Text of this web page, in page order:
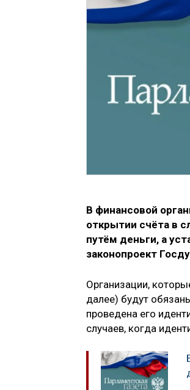
В финансовой
открытии счёта в
путём деньги, а
законопроект
Организации,
далее) будут
проведена его
случаев, когда